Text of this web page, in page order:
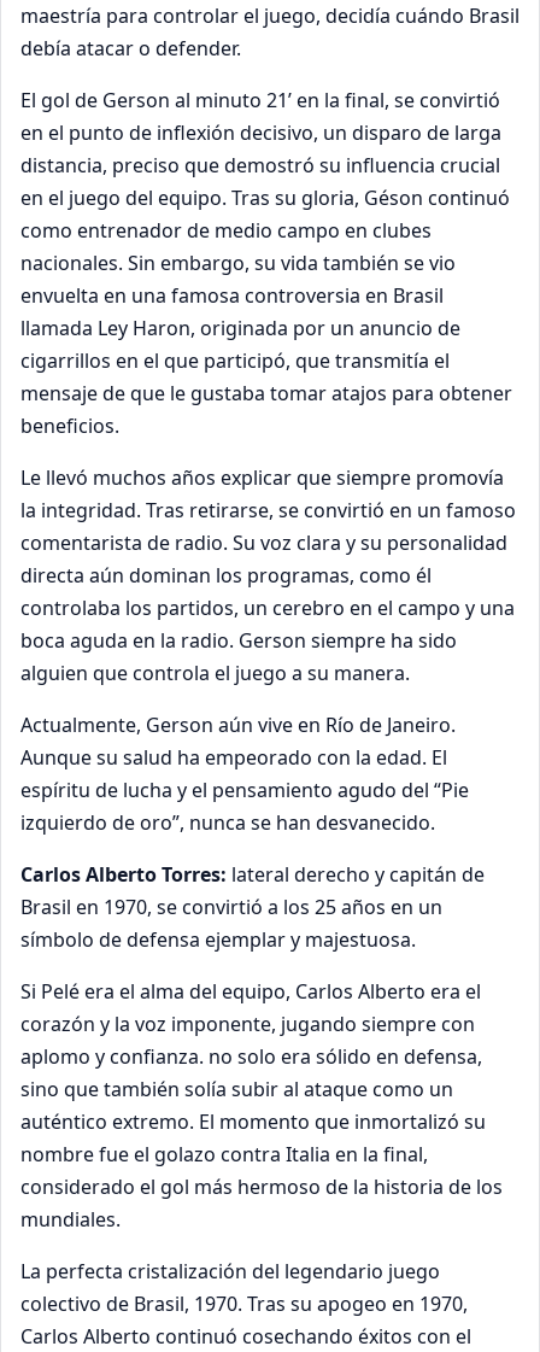
maestría para controlar el juego, decidía cuándo Brasil
debía atacar o defender.
El gol de Gerson al minuto 21’ en la final, se convirtió
en el punto de inflexión decisivo, un disparo de larga
distancia, preciso que demostró su influencia crucial
en el juego del equipo. Tras su gloria, Géson continuó
como entrenador de medio campo en clubes
nacionales. Sin embargo, su vida también se vio
envuelta en una famosa controversia en Brasil
llamada Ley Haron, originada por un anuncio de
cigarrillos en el que participó, que transmitía el
mensaje de que le gustaba tomar atajos para obtener
beneficios.
Le llevó muchos años explicar que siempre promovía
la integridad. Tras retirarse, se convirtió en un famoso
comentarista de radio. Su voz clara y su personalidad
directa aún dominan los programas, como él
controlaba los partidos, un cerebro en el campo y una
boca aguda en la radio. Gerson siempre ha sido
alguien que controla el juego a su manera.
Actualmente, Gerson aún vive en Río de Janeiro.
Aunque su salud ha empeorado con la edad. El
espíritu de lucha y el pensamiento agudo del “Pie
izquierdo de oro”, nunca se han desvanecido.
Carlos Alberto Torres: lateral derecho y capitán de
Brasil en 1970, se convirtió a los 25 años en un
símbolo de defensa ejemplar y majestuosa.
Si Pelé era el alma del equipo, Carlos Alberto era el
corazón y la voz imponente, jugando siempre con
aplomo y confianza. no solo era sólido en defensa,
sino que también solía subir al ataque como un
auténtico extremo. El momento que inmortalizó su
nombre fue el golazo contra Italia en la final,
considerado el gol más hermoso de la historia de los
mundiales.
La perfecta cristalización del legendario juego
colectivo de Brasil, 1970. Tras su apogeo en 1970,
Carlos Alberto continuó cosechando éxitos con el